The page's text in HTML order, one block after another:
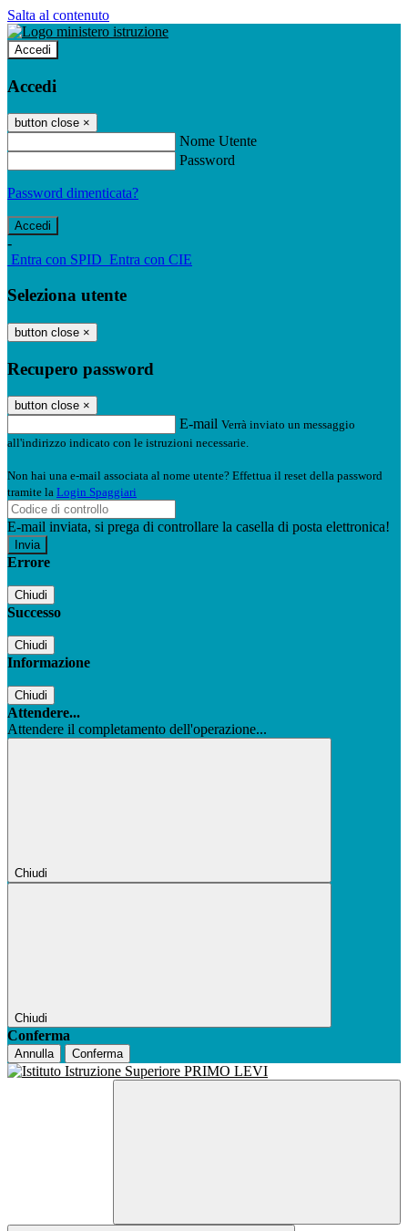
Salta al contenuto
Accedi
Accedi
button close ×
Nome Utente
Password
Password dimenticata?
-
Entra con SPID Entra con CIE
Seleziona utente
button close ×
Recupero password
button close ×
E-mail Verrà inviato un messaggio
all'indirizzo indicato con le istruzioni necessarie.
Non hai una e-mail associata al nome utente? Effettua il reset della password
tramite la Login Spaggiari
E-mail inviata, si prega di controllare la casella di posta elettronica!
Errore
Chiudi
Successo
Chiudi
Informazione
Chiudi
Attendere...
Attendere il completamento dell'operazione...
Chiudi
Chiudi
Conferma
Annulla Conferma